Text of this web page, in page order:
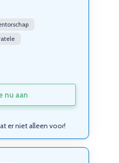
nu aan
er niet alleen voor!